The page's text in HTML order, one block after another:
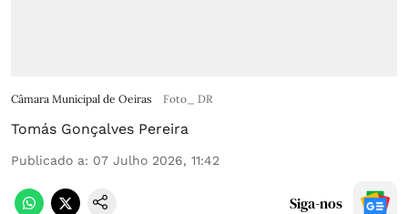
Câmara Municipal de Oeiras Foto_ DR
Tomás Gonçalves Pereira
Publicado a: 07 Julho 2026, 11:42
Siga-nos